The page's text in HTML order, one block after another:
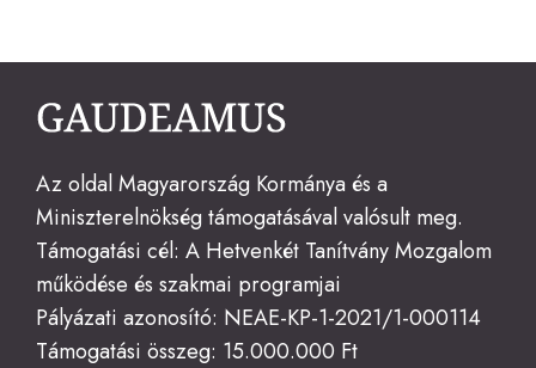
Az oldal Magyarország Kormánya és a
Miniszterelnökség támogatásával valósult meg.
Támogatási cél: A Hetvenkét Tanítvány Mozgalom
működése és szakmai programjai
Pályázati azonosító: NEAE-KP-1-2021/1-000114
Támogatási összeg: 15.000.000 Ft